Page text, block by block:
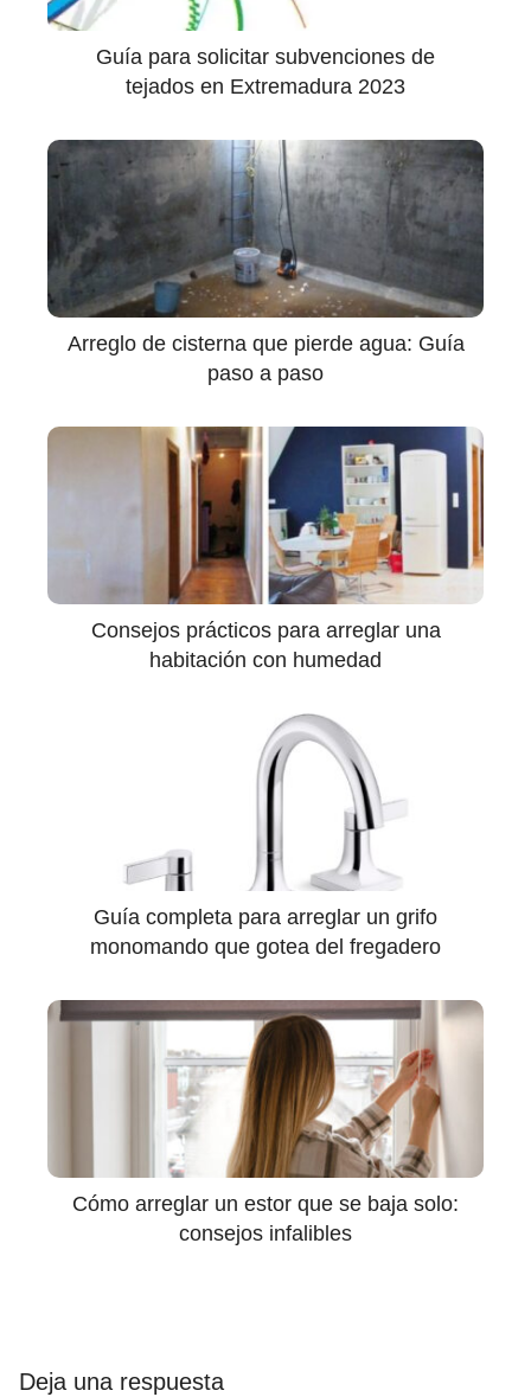
Guía para solicitar subvenciones de
tejados en Extremadura 2023
Arreglo de cisterna que pierde agua: Guía
paso a paso
Consejos prácticos para arreglar una
habitación con humedad
Guía completa para arreglar un grifo
monomando que gotea del fregadero
Cómo arreglar un estor que se baja solo:
consejos infalibles
Deja una respuesta